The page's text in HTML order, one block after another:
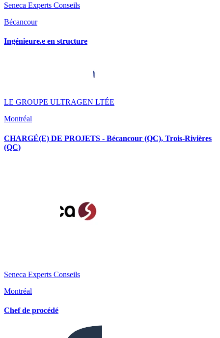
Seneca Experts Conseils
Bécancour
Ingénieure.e en structure
LE GROUPE ULTRAGEN LTÉE
Montréal
CHARGÉ(E) DE PROJETS - Bécancour (QC), Trois-Rivières
(QC)
Seneca Experts Conseils
Montréal
Chef de procédé